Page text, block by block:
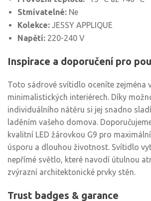
Stmívatelné: Ne
Kolekce: JESSY APPLIQUE
Napětí: 220-240 V
Inspirace a doporučení pro
Toto sádrové svítidlo oceníte zejména
minimalistických interiérech. Díky
individuálního nátěru si jej snadno
laděním vašeho domova.
kvalitní LED žárovkou G9 pro
úsporu a dlouhou životnost. Svítidlo
nepřímé světlo, které navodí útulnou
zvýrazní architektonické prvky stěn.
Trust badges & garance